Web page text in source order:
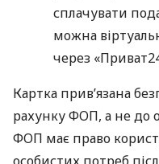
сплачувати
можна
через
Картка прив’язана
рахунку ФОП, а не до
ФОП має право